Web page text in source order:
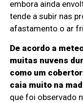
embora ainda
tende a subir nas
afastamento o ar
De acordo a
muitas nuvens
como um
caia muito na
que foi observado